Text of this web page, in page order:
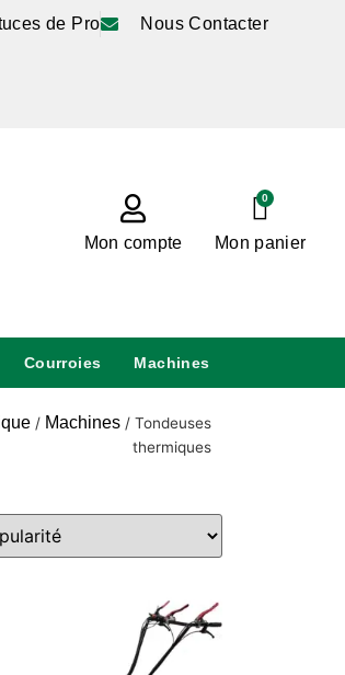
de Pro Nous Contacter
Mon compte
0
Mon panier
Courroies Machines
/ Machines / Tondeuses
thermiques